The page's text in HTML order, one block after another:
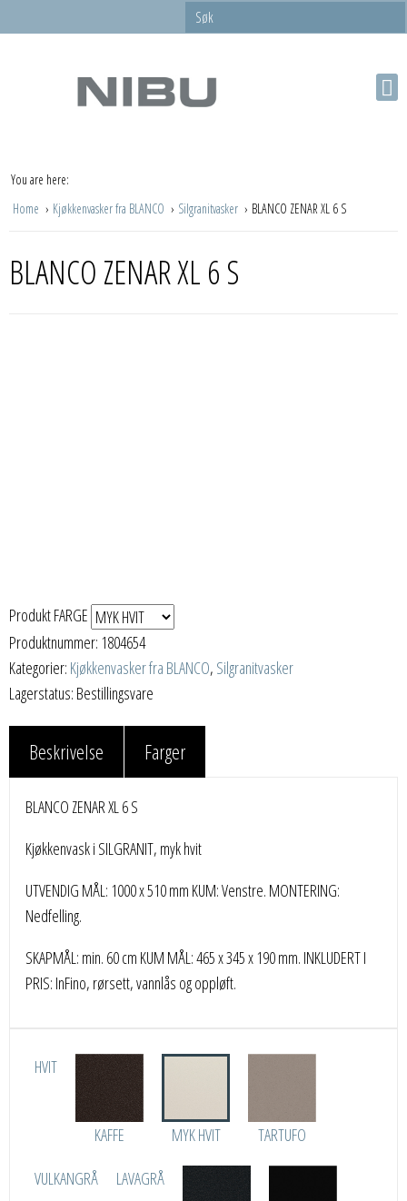
You are here:
Home
Kjøkkenvasker fra BLANCO Silgranitvasker BLANCO ZENAR XL 6 S
BLANCO ZENAR XL 6 S
Produkt FARGE
Produktnummer: 1804654
Kategorier: Kjøkkenvasker fra BLANCO, Silgranitvasker
Lagerstatus: Bestillingsvare
Beskrivelse Farger
BLANCO ZENAR XL 6 S
Kjøkkenvask i SILGRANIT, myk hvit
UTVENDIG MÅL: 1000 x 510 mm KUM: Venstre. MONTERING:
Nedfelling.
SKAPMÅL: min. 60 cm KUM MÅL: 465 x 345 x 190 mm. INKLUDERT I
PRIS: InFino, rørsett, vannlås og oppløft.
HVIT
KAFFE MYK HVIT
TARTUFO
VULKANGRÅ
LAVAGRÅ